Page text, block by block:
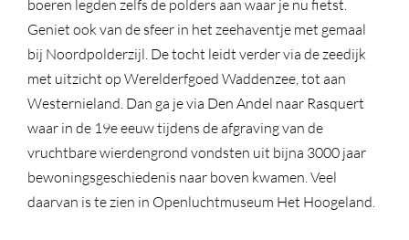
boeren legden zelfs de polders aan waar je nu fietst.
Geniet ook van de sfeer in het zeehaventje met gemaal
bij Noordpolderzijl. De tocht leidt verder via de zeedijk
met uitzicht op Werelderfgoed Waddenzee, tot aan
Westernieland. Dan ga je via Den Andel naar Rasquert
waar in de 19e eeuw tijdens de afgraving van de
vruchtbare wierdengrond vondsten uit bijna 3000 jaar
bewoningsgeschiedenis naar boven kwamen. Veel
daarvan is te zien in Openluchtmuseum Het Hoogeland.